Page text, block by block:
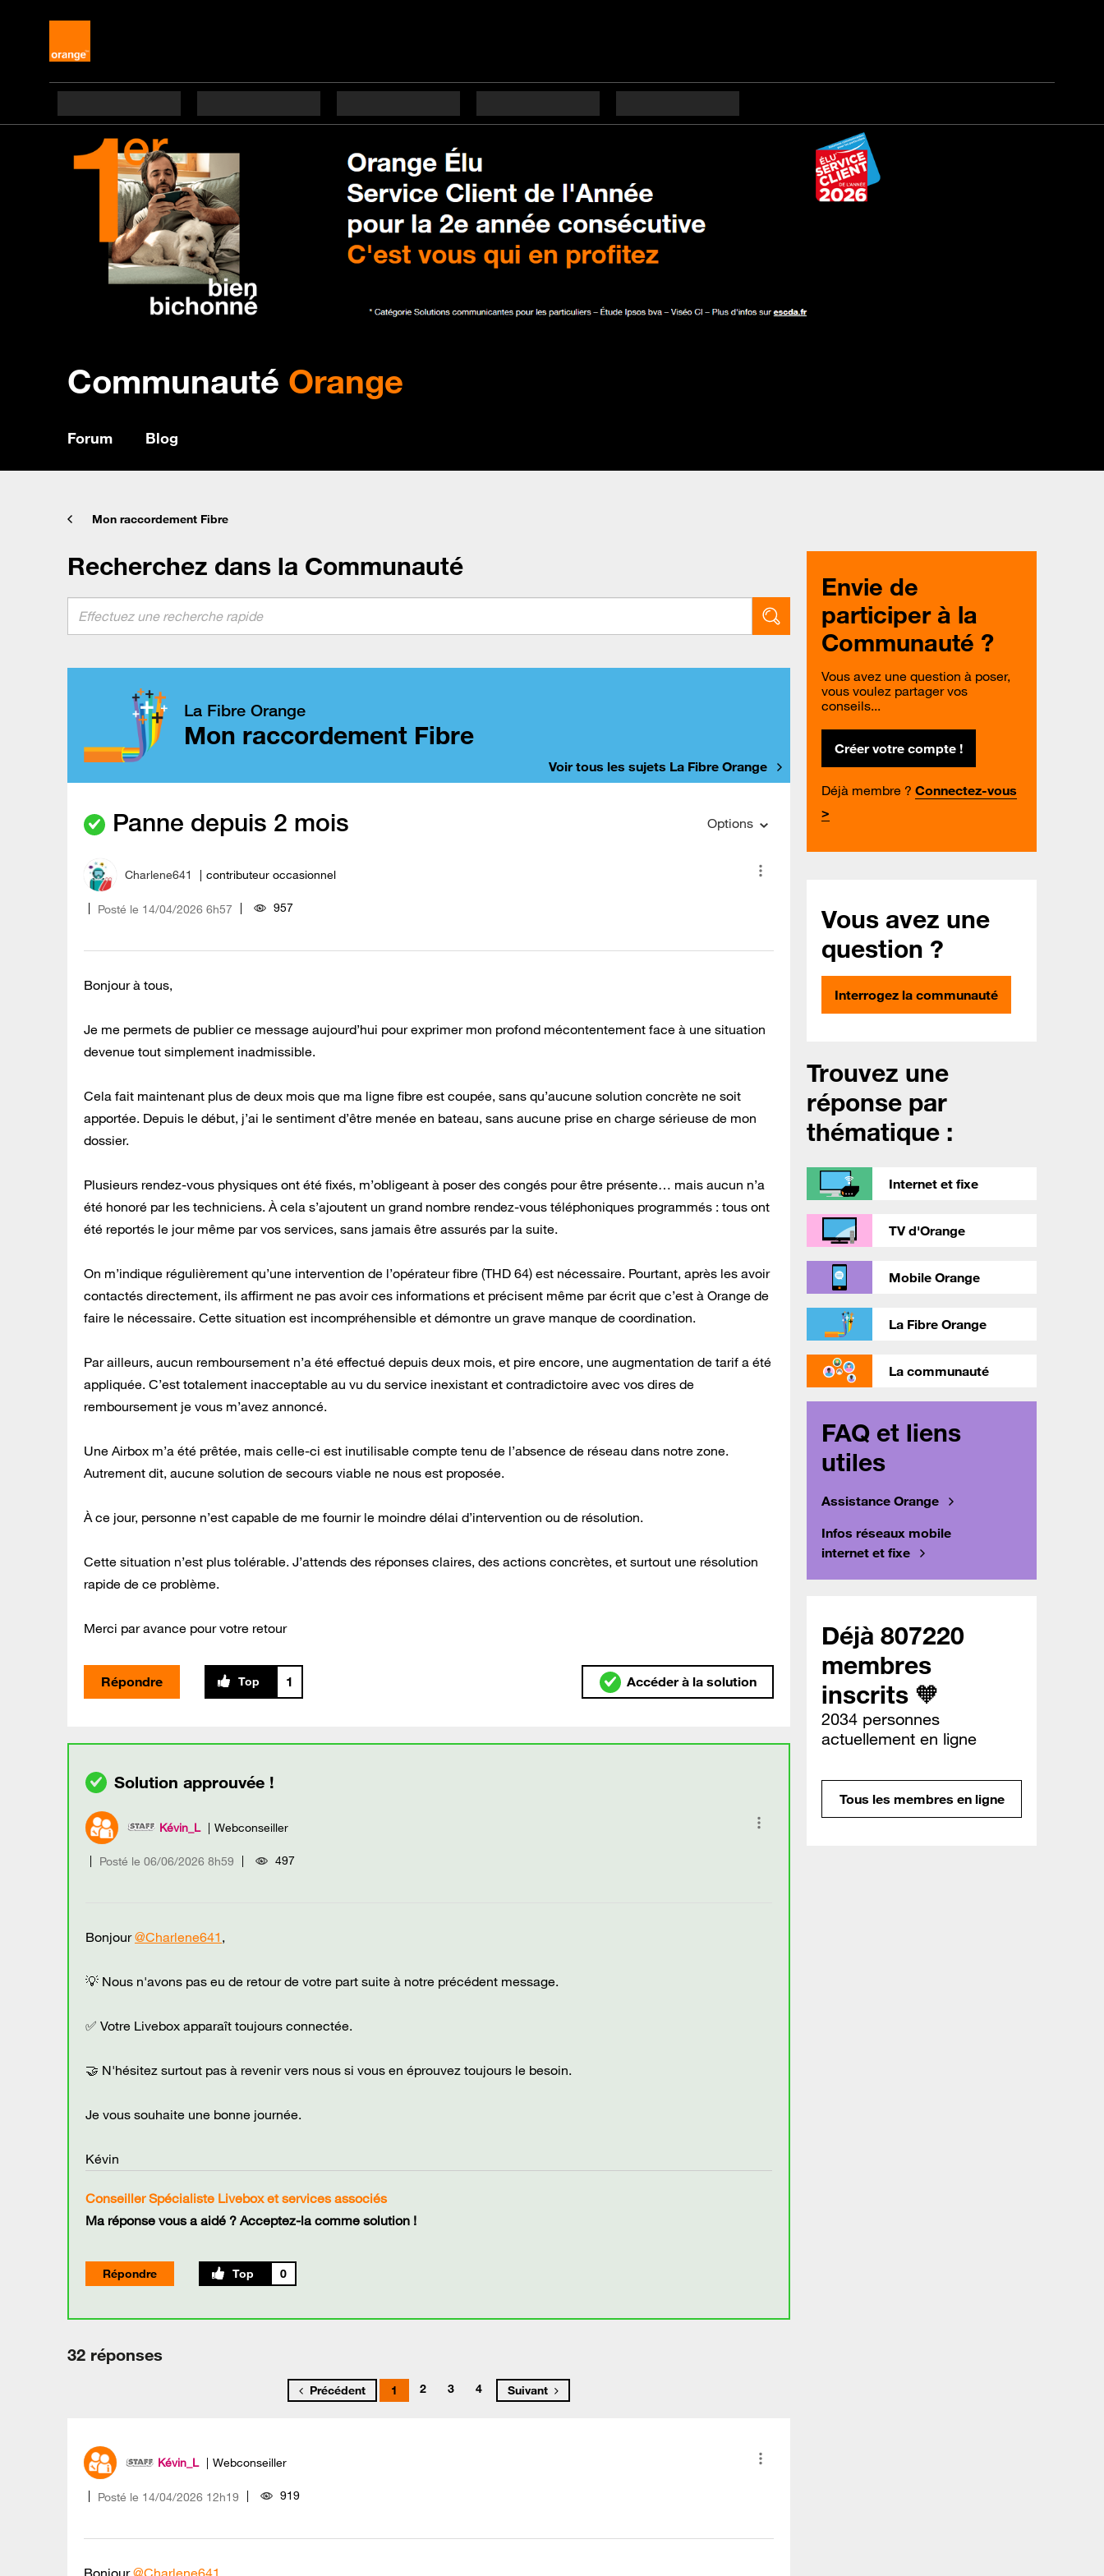
Communauté Orange
Forum Blog
Mon raccordement Fibre
Recherchez dans la Communauté
La Fibre Orange
Mon raccordement Fibre
Voir tous les sujets La Fibre Orange
Panne depuis 2 mois Options
Charlene641 contributeur occasionnel
Posté le ‎14/04/2026 6h57 957
Bonjour à tous,
Je me permets de publier ce message aujourd’hui pour exprimer mon profond mécontentement face à une situation
devenue tout simplement inadmissible.
Cela fait maintenant plus de deux mois que ma ligne fibre est coupée, sans qu’aucune solution concrète ne soit
apportée. Depuis le début, j’ai le sentiment d’être menée en bateau, sans aucune prise en charge sérieuse de mon
dossier.
Plusieurs rendez-vous physiques ont été fixés, m’obligeant à poser des congés pour être présente… mais aucun n’a
été honoré par les techniciens. À cela s’ajoutent un grand nombre rendez-vous téléphoniques programmés : tous ont
été reportés le jour même par vos services, sans jamais être assurés par la suite.
On m’indique régulièrement qu’une intervention de l’opérateur fibre (THD 64) est nécessaire. Pourtant, après les avoir
contactés directement, ils affirment ne pas avoir ces informations et précisent même par écrit que c’est à Orange de
faire le nécessaire. Cette situation est incompréhensible et démontre un grave manque de coordination.
Par ailleurs, aucun remboursement n’a été effectué depuis deux mois, et pire encore, une augmentation de tarif a été
appliquée. C’est totalement inacceptable au vu du service inexistant et contradictoire avec vos dires de
remboursement je vous m’avez annoncé.
Une Airbox m’a été prêtée, mais celle-ci est inutilisable compte tenu de l’absence de réseau dans notre zone.
Autrement dit, aucune solution de secours viable ne nous est proposée.
À ce jour, personne n’est capable de me fournir le moindre délai d’intervention ou de résolution.
Cette situation n’est plus tolérable. J’attends des réponses claires, des actions concrètes, et surtout une résolution
rapide de ce problème.
Merci par avance pour votre retour
Répondre 1 Accéder à la solution
Kévin_L Webconseiller
Posté le ‎06/06/2026 8h59 497
Bonjour@Charlene641 ,
💡 Nous n'avons pas eu de retour de votre part suite à notre précédent message.
✅ Votre Livebox apparaît toujours connectée.
🤝 N'hésitez surtout pas à revenir vers nous si vous en éprouvez toujours le besoin.
Je vous souhaite une bonne journée.
Kévin
Conseiller Spécialiste Livebox et services associés
Ma réponse vous a aidé ? Acceptez-la comme solution !
Répondre 0
32 réponses
Précédent 1 2 3 4 Suivant
Kévin_L Webconseiller
Posté le ‎14/04/2026 12h19 919
Bonjour@Charlene641
Envie de
participer à la
Communauté ?
Vous avez une question à poser,
vous voulez partager vos
conseils...
Créer votre compte !
Déjà membre ? Connectez-vous
>
Vous avez une
question ?
Interrogez la communauté
Trouvez une
réponse par
thématique :
Internet et fixe
TV d'Orange
Mobile Orange
La Fibre Orange
La communauté
FAQ et liens
utiles
Assistance Orange
Infos réseaux mobile
internet et fixe
Déjà 807220
membres
inscrits 🧡
2034 personnes
actuellement en ligne
Tous les membres en ligne